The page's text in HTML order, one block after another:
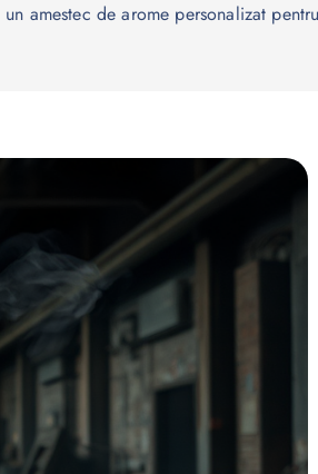
amestec de arome personalizat